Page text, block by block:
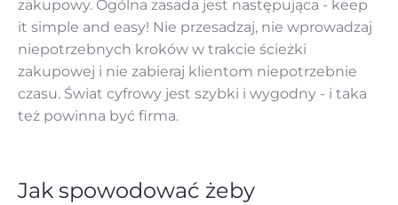
zakupowy. Ogólna zasada jest następująca - keep
it simple and easy! Nie przesadzaj, nie wprowadzaj
niepotrzebnych kroków w trakcie ścieżki
zakupowej i nie zabieraj klientom niepotrzebnie
czasu. Świat cyfrowy jest szybki i wygodny - i taka
też powinna być firma.
Jak spowodować żeby